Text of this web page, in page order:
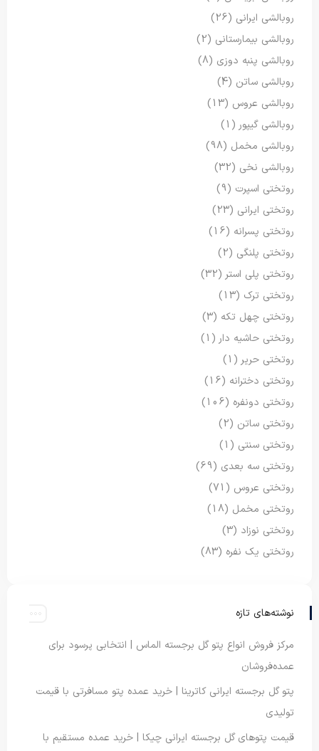
روبالشی ایرانی (26)
روبالشی بیمارستانی (2)
روبالشی پنبه دوزی (8)
روبالشی ساتن (4)
روبالشی عروس (13)
روبالشی گیپور(1)
روبالشی مخمل (98)
روبالشی نخی (32)
روتختی اسپرت (9)
روتختی ایرانی (23)
روتختی پسرانه (16)
روتختی پلنگی (2)
روتختی پلی استر(32)
روتختی ترک (13)
روتختی چهل تکه (3)
روتختی حاشیه دار(1)
روتختی حریر(1)
روتختی دخترانه (16)
روتختی دونفره (106)
روتختی ساتن (2)
روتختی سنتی (1)
روتختی سه بعدی (69)
روتختی عروس (71)
روتختی مخمل (18)
روتختی نوزاد (3)
روتختی یک نفره (83)
نوشته‌های تازه
مرکز فروش انواع پتو گل برجسته الماس | انتخابی پرسود برای
عمده‌فروشان
پتو گل برجسته ایرانی کاترینا | خرید عمده پتو مسافرتی با قیمت
تولیدی
قیمت پتوهای گل برجسته ایرانی چیکا | خرید عمده مستقیم با